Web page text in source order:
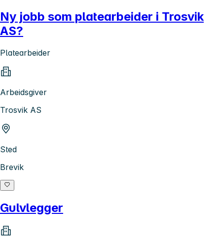
Ny jobb som platearbeider i Trosvik
AS?
Platearbeider
Arbeidsgiver
Trosvik AS
Sted
Brevik
Gulvlegger